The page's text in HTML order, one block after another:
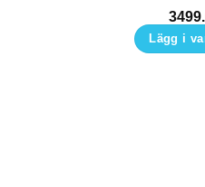
Lägg i